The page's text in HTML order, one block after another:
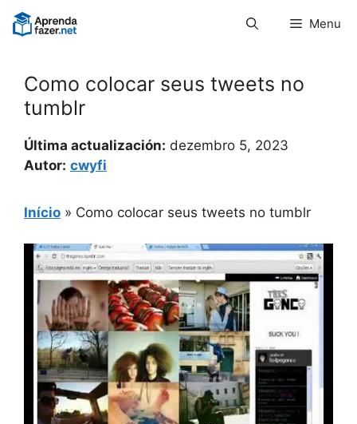
Pular
para
Menu
Como colocar seus tweets no
tumblr
Última actualización: dezembro 5, 2023
Autor: cwyfi
Início » Como colocar seus tweets no tumblr